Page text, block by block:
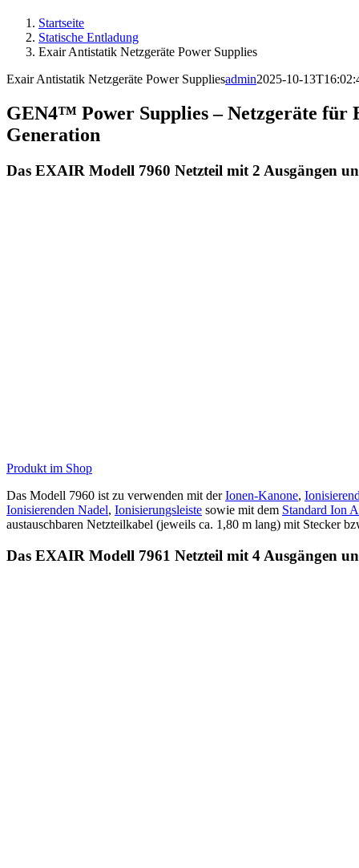
Startseite
Statische Entladung
Exair Antistatik Netzgeräte Power Supplies
Exair Antistatik Netzgeräte Power Suppliesadmin2025-10-
GEN4™ Power Supplies – Netzgeräte für
Generation
Das EXAIR Modell 7960 Netzteil mit 2 Ausgängen
Produkt im Shop
Das Modell 7960 ist zu verwenden mit derIonen-Kanone,
Ionisierenden Nadel, Ionisierungsleiste sowie mit dem Standard Ion
austauschbaren Netzteilkabel (jeweils ca. 1,80 m lang) mit Stecker
Das EXAIR Modell 7961 Netzteil mit 4 Ausgängen